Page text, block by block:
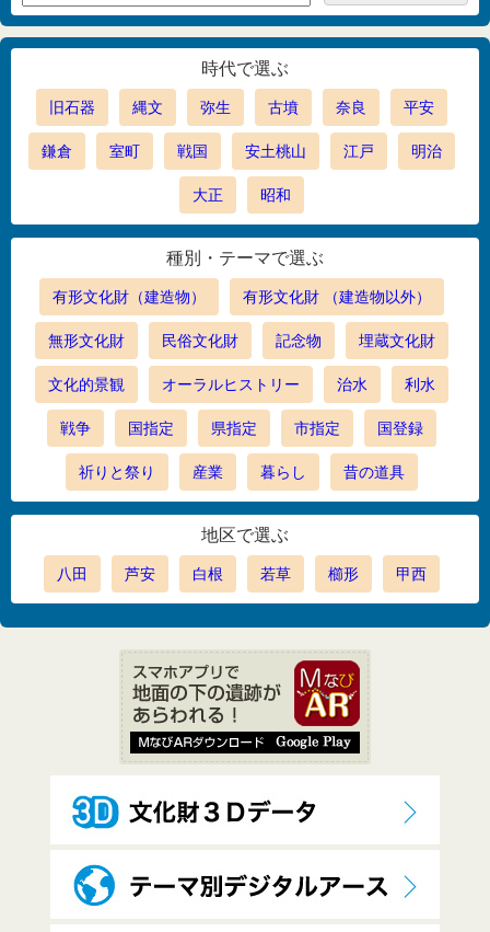
時代で選ぶ
旧石器 縄文 弥生 古墳 奈良 平安
鎌倉 室町 戦国 安土桃山 江戸 明治
大正 昭和
種別・テーマで選ぶ
有形文化財（建造物） 有形文化財 （建造物以外）
無形文化財 民俗文化財 記念物 埋蔵文化財
文化的景観 オーラルヒストリー 治水 利水
戦争 国指定 県指定 市指定 国登録
祈りと祭り 産業 暮らし 昔の道具
地区で選ぶ
八田 芦安 白根 若草 櫛形 甲西